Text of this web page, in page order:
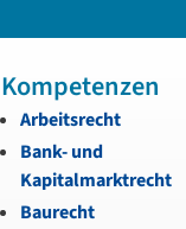
Kompetenzen
Arbeitsrecht
Bank- und
Kapitalmarktrecht
Baurecht